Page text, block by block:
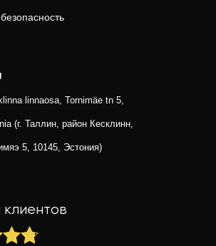
linnaosa, Tornimäe tn 5,
(г. Таллин, район Кесклинн,
5, 10145, Эстония)